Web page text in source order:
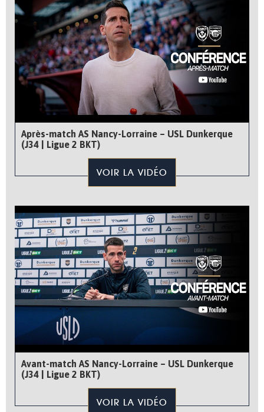
Après-match AS Nancy-Lorraine – USL Dunkerque
(J34 | Ligue 2 BKT)
VOIR LA VIDÉO
Avant-match AS Nancy-Lorraine – USL Dunkerque
(J34 | Ligue 2 BKT)
VOIR LA VIDÉO